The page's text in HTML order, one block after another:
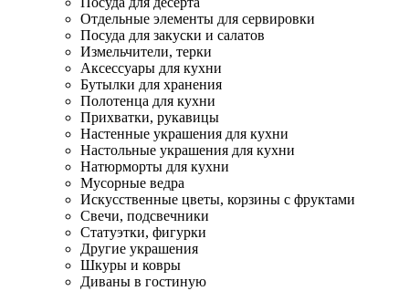
Отдельные элементы для сервировки
Посуда для закуски и салатов
Измельчители, терки
Аксессуары для кухни
Бутылки для хранения
Полотенца для кухни
Прихватки, рукавицы
Настенные украшения для кухни
Настольные украшения для кухни
Натюрморты для кухни
Мусорные ведра
Искусственные цветы, корзины с фруктами
Свечи, подсвечники
Статуэтки, фигурки
Другие украшения
Шкуры и ковры
Диваны в гостиную